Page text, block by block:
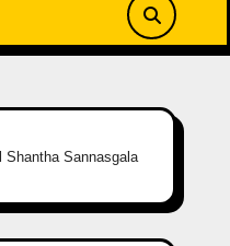
Shantha Sannasgala